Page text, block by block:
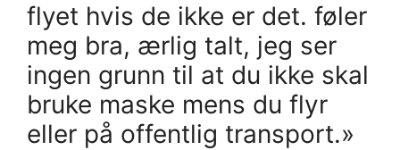
flyet hvis de ikke er det. føler
meg bra, ærlig talt, jeg ser
ingen grunn til at du ikke skal
bruke maske mens du flyr
eller på offentlig transport.»